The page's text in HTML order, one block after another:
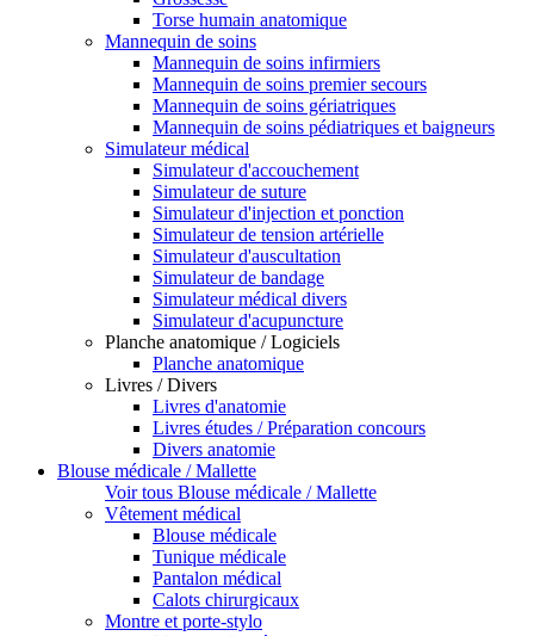
Torse humain anatomique
Mannequin de soins
Mannequin de soins infirmiers
Mannequin de soins premier secours
Mannequin de soins gériatriques
Mannequin de soins pédiatriques et baigneurs
Simulateur médical
Simulateur d'accouchement
Simulateur de suture
Simulateur d'injection et ponction
Simulateur de tension artérielle
Simulateur d'auscultation
Simulateur de bandage
Simulateur médical divers
Simulateur d'acupuncture
Planche anatomique / Logiciels
Planche anatomique
Livres / Divers
Livres d'anatomie
Livres études / Préparation concours
Divers anatomie
Blouse médicale / Mallette
Voir tous Blouse médicale / Mallette
Vêtement médical
Blouse médicale
Tunique médicale
Pantalon médical
Calots chirurgicaux
Montre et porte-stylo